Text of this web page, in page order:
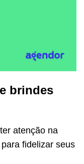
brindes
atenção na
fidelizar seus